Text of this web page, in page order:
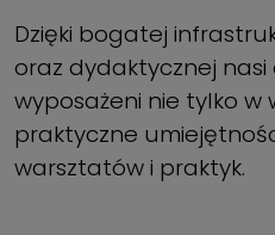
Dzięki bogatej
oraz dydaktycznej nasi
wyposażeni nie tylko w
praktyczne
warsztatów i praktyk.